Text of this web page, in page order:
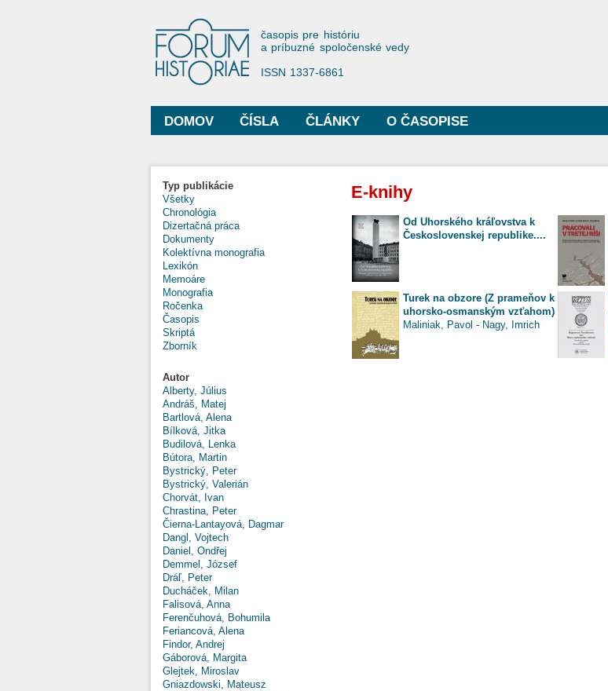
Forum Historiae
časopis pre históriu
a príbuzné spoločenské vedy
ISSN 1337-6861
Hlavné menu
DOMOV ČÍSLA ČLÁNKY O ČASOPISE
Typ publikácie
Všetky
Chronológia
Dizertačná práca
Dokumenty
Kolektívna monografia
Lexikón
Memoáre
Monografia
Ročenka
Časopis
Skriptá
Zborník
Autor
Alberty, Július
Andráš, Matej
Bartlová, Alena
Bílková, Jitka
Budilová, Lenka
Bútora, Martin
Bystrický, Peter
Bystrický, Valerián
Chorvát, Ivan
Chrastina, Peter
Čierna-Lantayová, Dagmar
Dangl, Vojtech
Daniel, Ondřej
Demmel, József
Dráľ, Peter
Ducháček, Milan
Falisová, Anna
Ferenčuhová, Bohumila
Feriancová, Alena
Findor, Andrej
Gáborová, Margita
Glejtek, Miroslav
Gniazdowski, Mateusz
E-knihy
Od Uhorského kráľovstva k
Československej republike....
Turek na obzore (Z prameňov k
uhorsko-osmanským vzťahom)
Maliniak, Pavol - Nagy, Imrich